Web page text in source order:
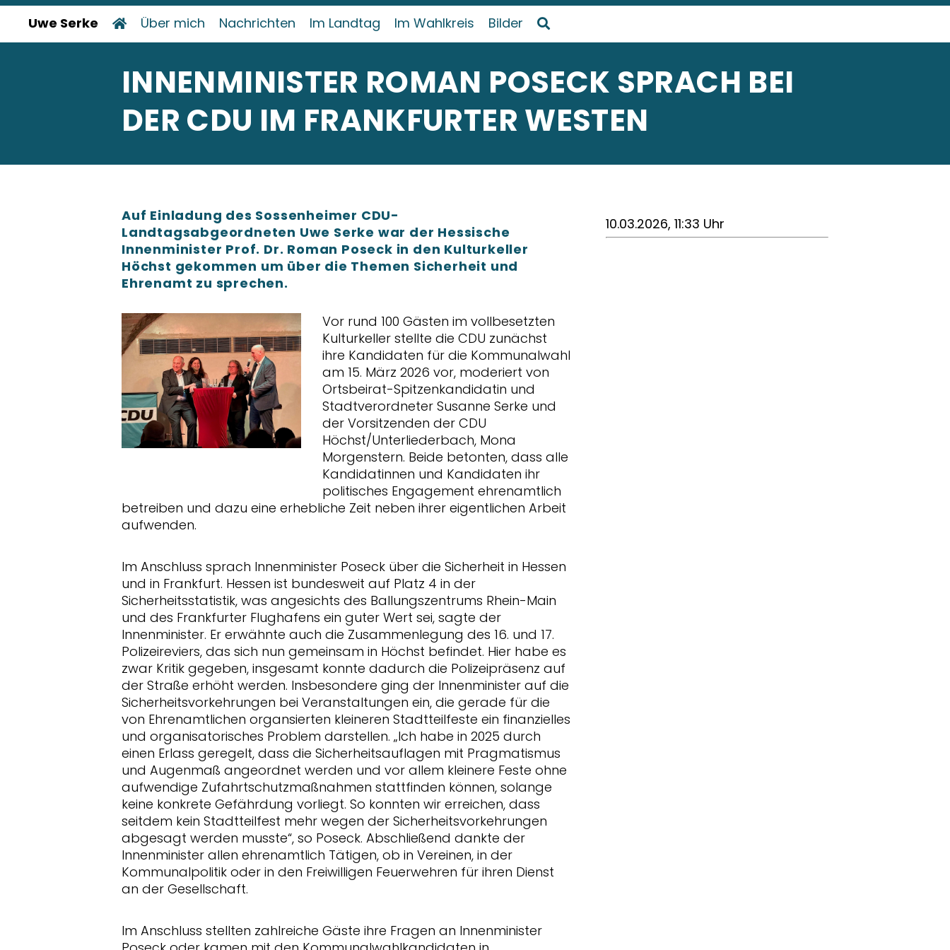
Uwe Serke Über mich Nachrichten Im Landtag Im Wahlkreis Bilder
INNENMINISTER ROMAN POSECK SPRACH BEI
DER CDU IM FRANKFURTER WESTEN
Auf Einladung des Sossenheimer CDU-
Landtagsabgeordneten Uwe Serke war der Hessische
Innenminister Prof. Dr. Roman Poseck in den Kulturkeller
Höchst gekommen um über die Themen Sicherheit und
Ehrenamt zu sprechen.
Vor rund 100 Gästen im vollbesetzten
Kulturkeller stellte die CDU zunächst
ihre Kandidaten für die Kommunalwahl
am 15. März 2026 vor, moderiert von
Ortsbeirat-Spitzenkandidatin und
Stadtverordneter Susanne Serke und
der Vorsitzenden der CDU
Höchst/Unterliederbach, Mona
Morgenstern. Beide betonten, dass alle
Kandidatinnen und Kandidaten ihr
politisches Engagement ehrenamtlich
betreiben und dazu eine erhebliche Zeit neben ihrer eigentlichen Arbeit
aufwenden.
Im Anschluss sprach Innenminister Poseck über die Sicherheit in Hessen
und in Frankfurt. Hessen ist bundesweit auf Platz 4 in der
Sicherheitsstatistik, was angesichts des Ballungszentrums Rhein-Main
und des Frankfurter Flughafens ein guter Wert sei, sagte der
Innenminister. Er erwähnte auch die Zusammenlegung des 16. und 17.
Polizeireviers, das sich nun gemeinsam in Höchst befindet. Hier habe es
zwar Kritik gegeben, insgesamt konnte dadurch die Polizeipräsenz auf
der Straße erhöht werden. Insbesondere ging der Innenminister auf die
Sicherheitsvorkehrungen bei Veranstaltungen ein, die gerade für die
von Ehrenamtlichen organsierten kleineren Stadtteilfeste ein finanzielles
und organisatorisches Problem darstellen. „Ich habe in 2025 durch
einen Erlass geregelt, dass die Sicherheitsauflagen mit Pragmatismus
und Augenmaß angeordnet werden und vor allem kleinere Feste ohne
aufwendige Zufahrtschutzmaßnahmen stattfinden können, solange
keine konkrete Gefährdung vorliegt. So konnten wir erreichen, dass
seitdem kein Stadtteilfest mehr wegen der Sicherheitsvorkehrungen
abgesagt werden musste“, so Poseck. Abschließend dankte der
Innenminister allen ehrenamtlich Tätigen, ob in Vereinen, in der
Kommunalpolitik oder in den Freiwilligen Feuerwehren für ihren Dienst
an der Gesellschaft.
Im Anschluss stellten zahlreiche Gäste ihre Fragen an Innenminister
10.03.2026, 11:33 Uhr